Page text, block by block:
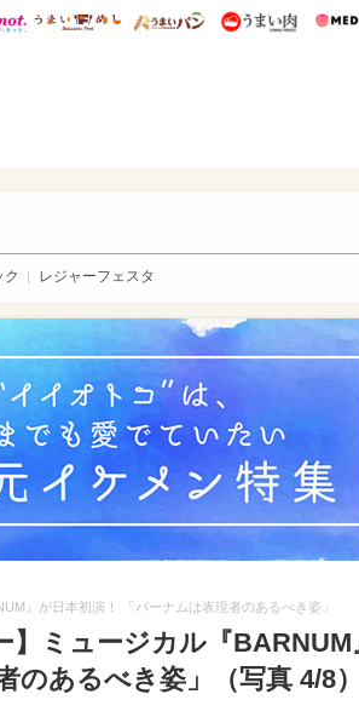
あ総研 ディズニー特集
mimot. うまいめし うまいパン うま
ク レジャーフェスタ
』が日本初演！ 「バーナムは表現者のあるべき姿」
】ミュージカル『
のあるべき姿」（写真 4/8）